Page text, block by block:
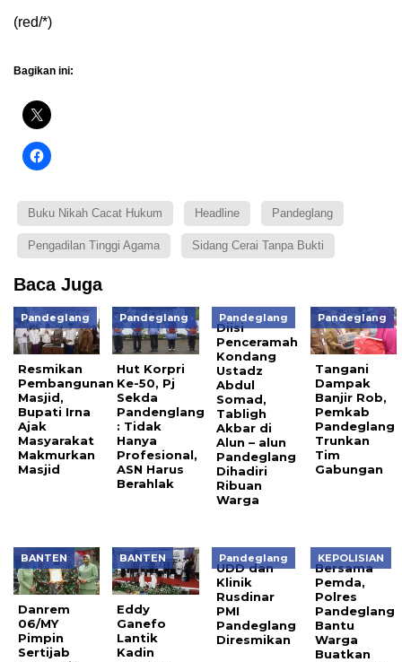
(red/*)
Bagikan ini:
Buku Nikah Cacat Hukum Headline Pandeglang
Pengadilan Tinggi Agama Sidang Cerai Tanpa Bukti
Baca Juga
Pandeglang
Resmikan
Pembangunan
Masjid,
Bupati Irna
Ajak
Masyarakat
Makmurkan
Masjid
Pandeglang
Hut Korpri
Ke-50, Pj
Sekda
Pandenglang
: Tidak
Hanya
Profesional,
ASN Harus
Berahlak
Pandeglang
Diisi
Penceramah
Kondang
Ustadz
Abdul
Somad,
Tabligh
Akbar di
Alun – alun
Pandeglang
Dihadiri
Ribuan
Warga
Pandeglang
Tangani
Dampak
Banjir Rob,
Pemkab
Pandeglang
Trunkan
Tim
Gabungan
BANTEN
Danrem
06/MY
Pimpin
Sertijab
BANTEN
Eddy
Ganefo
Lantik
Kadin
Pandeglang
UDD dan
Klinik
Rusdinar
PMI
Pandeglang
Diresmikan
KEPOLISIAN
Bersama
Pemda,
Polres
Pandeglang
Bantu
Warga
Buatkan